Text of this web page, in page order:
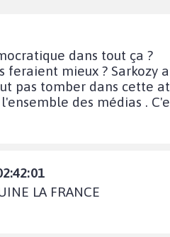
dans tout ça ?
feraient mieux ?
pas tomber dans cette
des médias .
LA FRANCE